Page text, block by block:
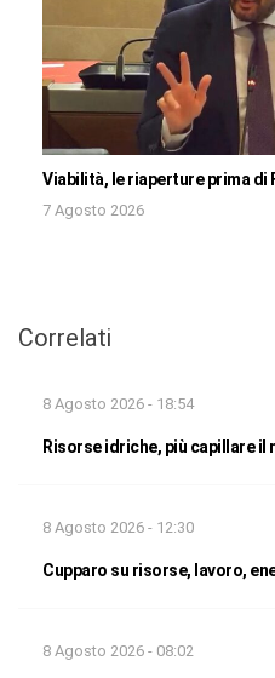
Viabilità, le riaperture prima di
7 Agosto 2026
Correlati
8 Agosto 2026 - 18:54
Risorse idriche, più capillare
8 Agosto 2026 - 12:30
Cupparo su risorse, lavoro,
8 Agosto 2026 - 08:02